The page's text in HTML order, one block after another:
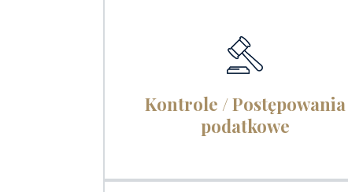
Kontrole / Postępowania
podatkowe